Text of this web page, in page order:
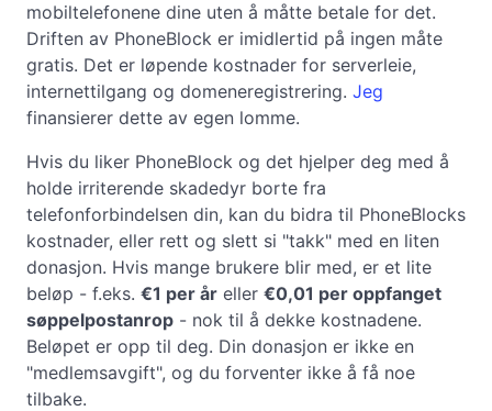
mobiltelefonene dine uten å måtte betale for det.
Driften av PhoneBlock er imidlertid på ingen måte
gratis. Det er løpende kostnader for serverleie,
internettilgang og domeneregistrering. Jeg
finansierer dette av egen lomme.
Hvis du liker PhoneBlock og det hjelper deg med å
holde irriterende skadedyr borte fra
telefonforbindelsen din, kan du bidra til PhoneBlocks
kostnader, eller rett og slett si "takk" med en liten
donasjon. Hvis mange brukere blir med, er et lite
beløp - f.eks. €1 per år eller €0,01 per oppfanget
søppelpostanrop - nok til å dekke kostnadene.
Beløpet er opp til deg. Din donasjon er ikke en
"medlemsavgift", og du forventer ikke å få noe
tilbake.